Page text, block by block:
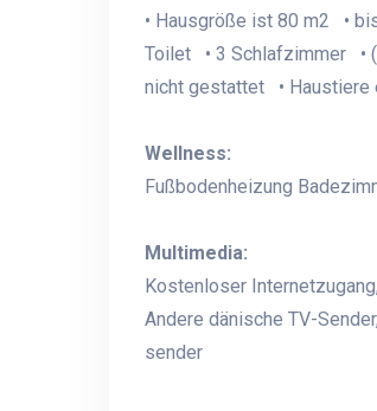
• Hausgröße ist 80 m2 •
Toilet • 3 Schlafzimmer •
nicht gestattet • Haustiere
Wellness:
Fußbodenheizung
Multimedia:
Kostenloser
Andere dänische TV-
sender